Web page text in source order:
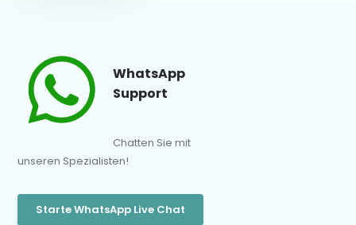
WhatsApp
Support
Chatten Sie mit
unseren Spezialisten!
Starte WhatsApp Live Chat